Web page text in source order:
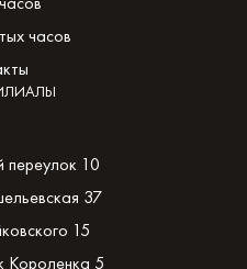
часов
переулок 10
37
15
Короленка 5